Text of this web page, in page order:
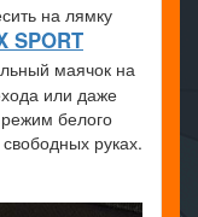
на лямку
SPORT
маячок на
или даже
белого
руках.